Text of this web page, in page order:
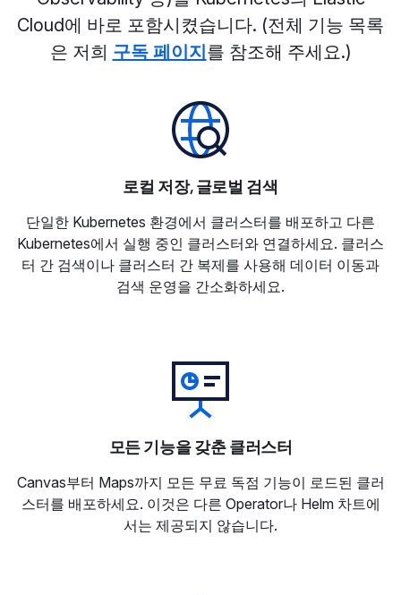
Cloud에 바로 포함시켰습니다. (전체 기능 목록
은 저희 구독 페이지를 참조해 주세요.)
로컬 저장, 글로벌 검색
단일한 Kubernetes 환경에서 클러스터를 배포하고 다른
Kubernetes에서 실행 중인 클러스터와 연결하세요. 클러스
터 간 검색이나 클러스터 간 복제를 사용해 데이터 이동과
검색 운영을 간소화하세요.
모든 기능을 갖춘 클러스터
Canvas부터 Maps까지 모든 무료 독점 기능이 로드된 클러
스터를 배포하세요. 이것은 다른 Operator나 Helm 차트에
서는 제공되지 않습니다.